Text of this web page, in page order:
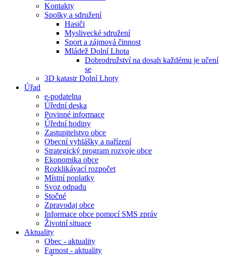
Kontakty
Spolky a sdružení
Hasiči
Myslivecké sdružení
Sport a zájmová činnost
Mládež Dolní Lhota
Dobrodružství na dosah každému je učení
se
3D katastr Dolní Lhoty
Úřad
e-podatelna
Úřední deska
Povinné informace
Úřední hodiny
Zastupitelstvo obce
Obecní vyhlášky a nařízení
Strategický program rozvoje obce
Ekonomika obce
Rozklikávací rozpočet
Místní poplatky
Svoz odpadu
Stočné
Zpravodaj obce
Informace obce pomocí SMS zpráv
Životní situace
Aktuality
Obec - aktuality
Farnost - aktuality